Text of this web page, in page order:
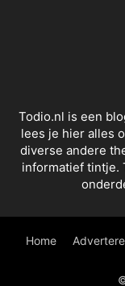
Todio.nl is een
lees je hier alles
diverse andere
informatief tintje.
Home